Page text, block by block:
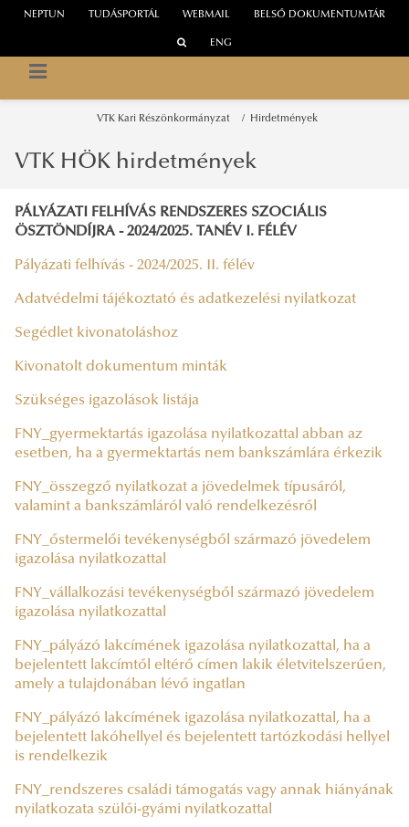
WEBMAIL
NEPTUN TUDÁSPORTÁL BELSŐ DOKUMENTUMTÁR
ENG
VTK Kari Részönkormányzat Hirdetmények
VTK HÖK hirdetmények
PÁLYÁZATI FELHÍVÁS RENDSZERES SZOCIÁLIS
ÖSZTÖNDÍJRA - 2024/2025. TANÉV I. FÉLÉV
Pályázati felhívás - 2024/2025. II. félév
Adatvédelmi tájékoztató és adatkezelési nyilatkozat
Segédlet kivonatoláshoz
Kivonatolt dokumentum minták
Szükséges igazolások listája
FNY_gyermektartás igazolása nyilatkozattal abban az
esetben, ha a gyermektartás nem bankszámlára érkezik
FNY_összegző nyilatkozat a jövedelmek típusáról,
valamint a bankszámláról való rendelkezésről
FNY_őstermelői tevékenységből származó jövedelem
igazolása nyilatkozattal
FNY_vállalkozási tevékenységből származó jövedelem
igazolása nyilatkozattal
FNY_pályázó lakcímének igazolása nyilatkozattal, ha a
bejelentett lakcímtől eltérő címen lakik életvitelszerűen,
amely a tulajdonában lévő ingatlan
FNY_pályázó lakcímének igazolása nyilatkozattal, ha a
bejelentett lakóhellyel és bejelentett tartózkodási hellyel
is rendelkezik
FNY_rendszeres családi támogatás vagy annak hiányának
nyilatkozata szülői-gyámi nyilatkozattal